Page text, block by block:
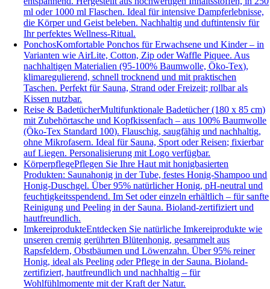
ml oder 1000 ml Flaschen. Ideal für intensive Dampferlebnisse,
die Körper und Geist beleben. Nachhaltig und duftintensiv für
Ihr perfektes Wellness-Ritual.
PonchosKomfortable Ponchos für Erwachsene und Kinder – in
Varianten wie AirLite, Cotton, Zip oder Waffle Piquee. Aus
nachhaltigen Materialien (95-100% Baumwolle, Öko-Tex),
klimaregulierend, schnell trocknend und mit praktischen
Taschen. Perfekt für Sauna, Strand oder Freizeit; rollbar als
Kissen nutzbar.
Reise & BadetücherMultifunktionale Badetücher (180 x 85 cm)
mit Zubehörtasche und Kopfkissenfach – aus 100% Baumwolle
(Öko-Tex Standard 100). Flauschig, saugfähig und nachhaltig,
ohne Mikrofasern. Ideal für Sauna, Sport oder Reisen; fixierbar
auf Liegen. Personalisierung mit Logo verfügbar.
KörperpflegePflegen Sie Ihre Haut mit honigbasierten
Produkten: Saunahonig in der Tube, festes Honig-Shampoo und
Honig-Duschgel. Über 95% natürlicher Honig, pH-neutral und
feuchtigkeitsspendend. Im Set oder einzeln erhältlich – für sanfte
Reinigung und Peeling in der Sauna. Bioland-zertifiziert und
hautfreundlich.
ImkereiprodukteEntdecken Sie natürliche Imkereiprodukte wie
unseren cremig gerührten Blütenhonig, gesammelt aus
Rapsfeldern, Obstbäumen und Löwenzahn. Über 95% reiner
Honig, ideal als Peeling oder Pflege in der Sauna. Bioland-
zertifiziert, hautfreundlich und nachhaltig – für
Wohlfühlmomente mit der Kraft der Natur.